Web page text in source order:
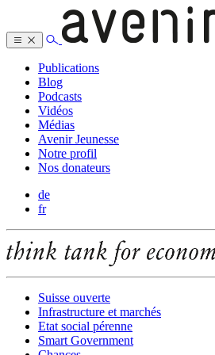
Publications
Blog
Podcasts
Vidéos
Médias
Avenir Jeunesse
Notre profil
Nos donateurs
de
fr
Suisse ouverte
Infrastructure et marchés
Etat social pérenne
Smart Government